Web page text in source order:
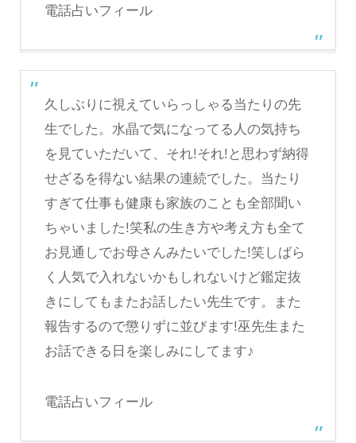
電話占いフィール
久しぶりに視えていらっしゃる当たりの先
生でした。水晶で気になってる人の気持ち
を見ていただいて、それ!それ!と思わず納得
せざるを得ない結果の連続でした。当たり
すぎて仕事も健康も家族のことも全部聞い
ちゃいました!笑私の生き方や考え方も全て
お見通しでお母さんみたいでした!笑しばら
く人気で入れないかもしれないけど鑑定抜
きにしてもまたお話したい先生です。また
報告するので懲りずに並びます!巫先生また
お話できる日を楽しみにしてます♪
電話占いフィール